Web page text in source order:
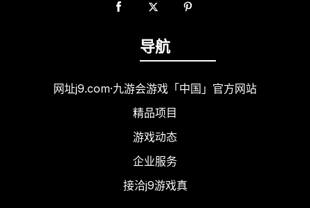
导航
网址j9.com·九游会游戏「中国」官方网站
精品项目
游戏动态
企业服务
接洽j9游戏真